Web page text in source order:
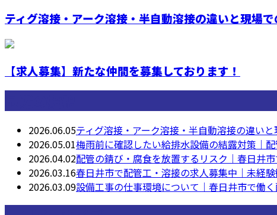
ティグ溶接・アーク溶接・半自動溶接の違いと現場
【求人募集】新たな仲間を募集しております！
2026.06.05ティグ溶接・アーク溶接・半自動溶接の違い
2026.05.01梅雨前に確認したい給排水設備の結露対策｜
2026.04.02配管の錆び・腐食を放置するリスク｜春日井
2026.03.16春日井市で配管工・溶接の求人募集中｜未経
2026.03.09設備工事の仕事環境について｜春日井市で働